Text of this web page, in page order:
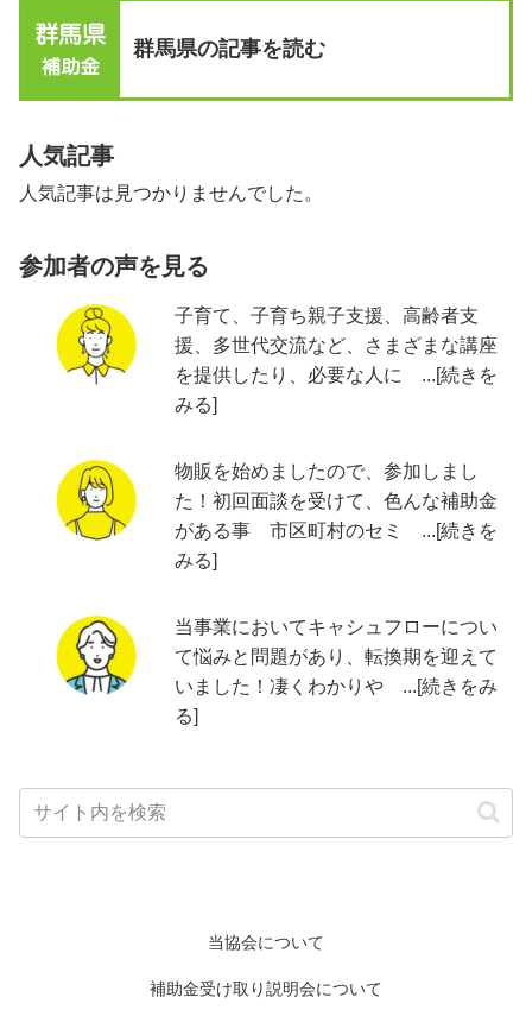
群馬県の記事を読む
人気記事
人気記事は見つかりませんでした。
参加者の声を見る
子育て、子育ち親子支援、高齢者支
援、多世代交流など、さまざまな講座
を提供したり、必要な人に ...[続きを
みる]
物販を始めましたので、参加しまし
た！初回面談を受けて、色んな補助金
がある事 市区町村のセミ ...[続きを
みる]
当事業においてキャシュフローについ
て悩みと問題があり、転換期を迎えて
いました！凄くわかりや ...[続きをみ
る]
当協会について
補助金受け取り説明会について